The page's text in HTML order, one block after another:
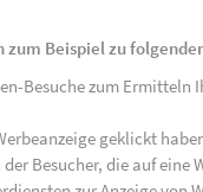
zum Beispiel zu
Besuche zum
geklickt
Besucher, die auf